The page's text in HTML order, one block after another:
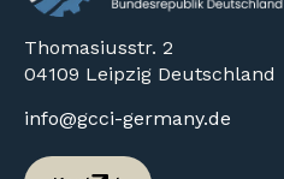
Thomasiusstr. 2
04109 Leipzig Deutschland
info@gcci-germany.de